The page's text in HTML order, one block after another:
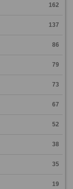
162
137
86
79
73
67
52
38
35
19